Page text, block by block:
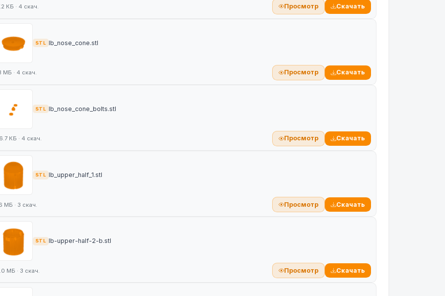
КБ · 4 скач. Просмотр Скачать
STL lb_nose_cone.stl
МБ · 4 скач. Просмотр Скачать
STL lb_nose_cone_bolts.stl
КБ · 4 скач. Просмотр Скачать
STL lb_upper_half_1.stl
МБ · 3 скач. Просмотр Скачать
STL lb-upper-half-2-b.stl
МБ · 3 скач. Просмотр Скачать